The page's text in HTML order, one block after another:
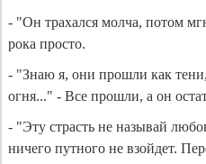
- "Он трахался молча, потом
рока просто.
- "Знаю я, они прошли как
огня..." - Все прошли, а он
- "Эту страсть не называй
ничего путного не взойдет.